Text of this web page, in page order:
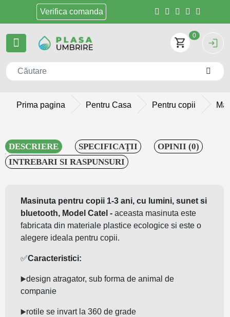
Verifica comanda
0
Prima pagina Pentru Casa Pentru copii
DESCRIERE SPECIFICAŢII
OPINII (0)
INTREBARI SI RASPUNSURI
Masinuta pentru copii 1-3 ani, cu lumini, sunet si
bluetooth, Model Catel -aceasta masinuta este
fabricata din materiale plastice ecologice si este o
alegere ideala pentru copii.
✅Caracteristici:
▶️design atragator, sub forma de animal de
companie
▶️rotile se invart la 360 de grade